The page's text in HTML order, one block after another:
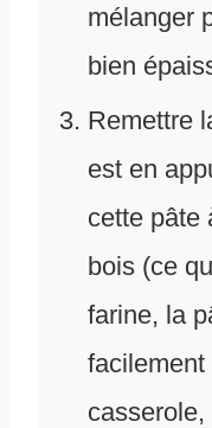
mélanger
bien
Remettre
est en
cette pâte
bois (ce
farine, la